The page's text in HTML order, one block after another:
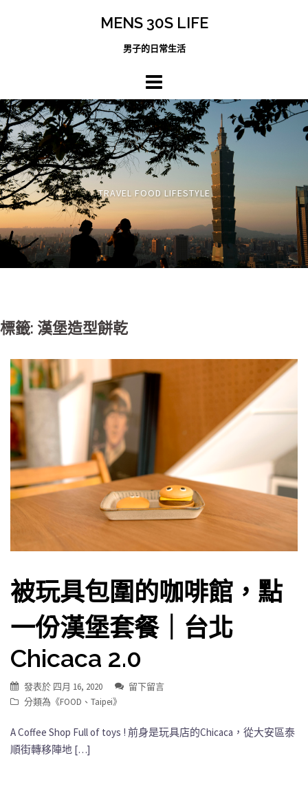
MENS 30S LIFE
男子的日常生活
TRAVEL FOOD LIFESTYLE
標籤: 漢堡造型餅乾
被玩具包圍的咖啡館，點
一份漢堡套餐｜台北
Chicaca 2.0
發表於 四月 16, 2020
留下留言
分類為《FOOD 、 Taipei》
A Coffee Shop Full of toys ! 前身是玩具店的Chicaca，從大安區泰
順街轉移陣地 […]